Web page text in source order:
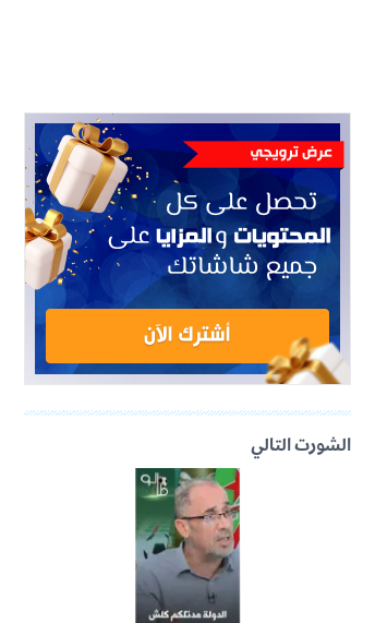
الشورت التالي